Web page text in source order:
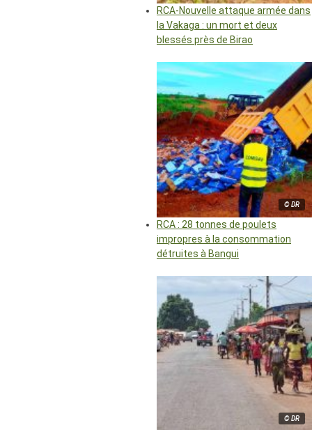
RCA-Nouvelle attaque armée dans
la Vakaga : un mort et deux
blessés près de Birao
© DR
RCA : 28 tonnes de poulets
impropres à la consommation
détruites à Bangui
© DR